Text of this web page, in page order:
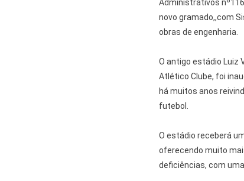
Administrativos
novo gramado,,com
obras de engenharia.
O antigo estádio Luiz
Atlético Clube, foi
há muitos anos
futebol.
O estádio receberá
oferecendo muito
deficiências, com